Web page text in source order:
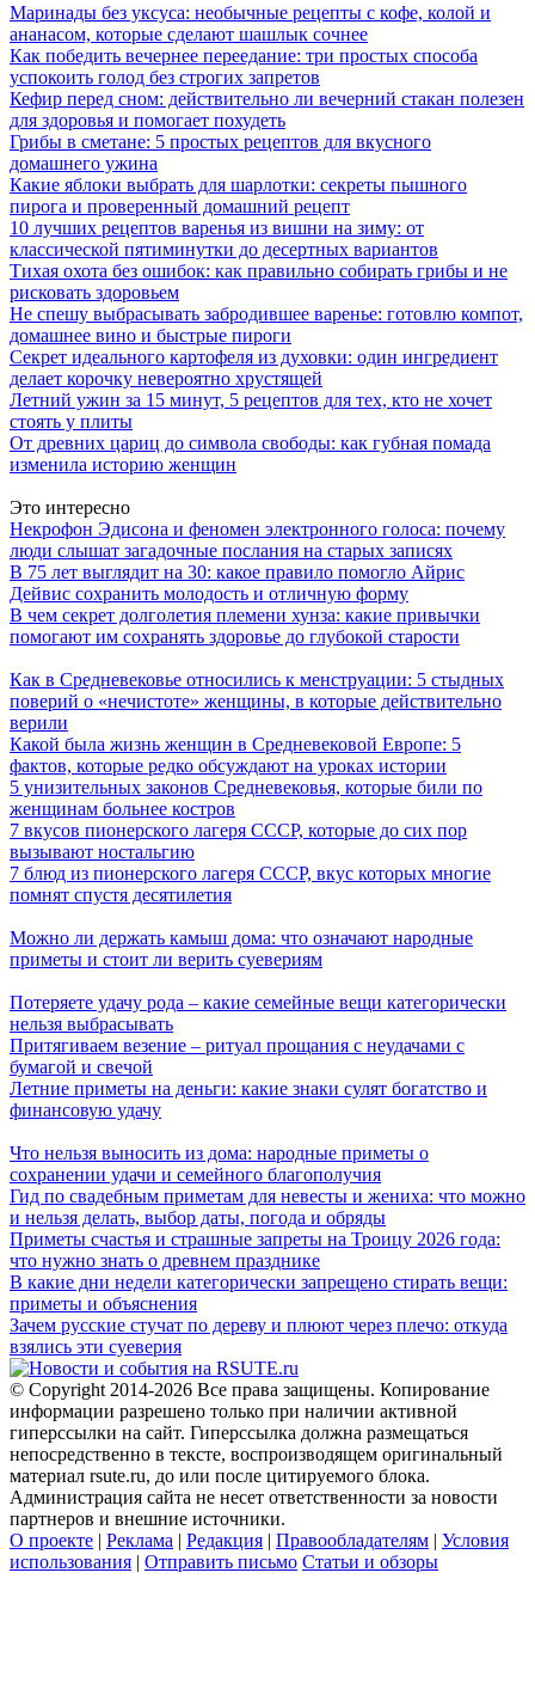
Маринады без уксуса: необычные рецепты с кофе, колой и
ананасом, которые сделают шашлык сочнее
Как победить вечернее переедание: три простых способа
успокоить голод без строгих запретов
Кефир перед сном: действительно ли вечерний стакан полезен
для здоровья и помогает похудеть
Грибы в сметане: 5 простых рецептов для вкусного
домашнего ужина
Какие яблоки выбрать для шарлотки: секреты пышного
пирога и проверенный домашний рецепт
10 лучших рецептов варенья из вишни на зиму: от
классической пятиминутки до десертных вариантов
Тихая охота без ошибок: как правильно собирать грибы и не
рисковать здоровьем
Не спешу выбрасывать забродившее варенье: готовлю компот,
домашнее вино и быстрые пироги
Секрет идеального картофеля из духовки: один ингредиент
делает корочку невероятно хрустящей
Летний ужин за 15 минут, 5 рецептов для тех, кто не хочет
стоять у плиты
От древних цариц до символа свободы: как губная помада
изменила историю женщин
Это интересно
Некрофон Эдисона и феномен электронного голоса: почему
люди слышат загадочные послания на старых записях
В 75 лет выглядит на 30: какое правило помогло Айрис
Дейвис сохранить молодость и отличную форму
В чем секрет долголетия племени хунза: какие привычки
помогают им сохранять здоровье до глубокой старости
Как в Средневековье относились к менструации: 5 стыдных
поверий о «нечистоте» женщины, в которые действительно
верили
Какой была жизнь женщин в Средневековой Европе: 5
фактов, которые редко обсуждают на уроках истории
5 унизительных законов Средневековья, которые били по
женщинам больнее костров
7 вкусов пионерского лагеря СССР, которые до сих пор
вызывают ностальгию
7 блюд из пионерского лагеря СССР, вкус которых многие
помнят спустя десятилетия
Можно ли держать камыш дома: что означают народные
приметы и стоит ли верить суевериям
Потеряете удачу рода – какие семейные вещи категорически
нельзя выбрасывать
Притягиваем везение – ритуал прощания с неудачами с
бумагой и свечой
Летние приметы на деньги: какие знаки сулят богатство и
финансовую удачу
Что нельзя выносить из дома: народные приметы о
сохранении удачи и семейного благополучия
Гид по свадебным приметам для невесты и жениха: что можно
и нельзя делать, выбор даты, погода и обряды
Приметы счастья и страшные запреты на Троицу 2026 года:
что нужно знать о древнем празднике
В какие дни недели категорически запрещено стирать вещи:
приметы и объяснения
Зачем русские стучат по дереву и плюют через плечо: откуда
взялись эти суеверия
© Copyright 2014-2026 Все права защищены. Копирование
информации разрешено только при наличии активной
гиперссылки на сайт. Гиперссылка должна размещаться
непосредственно в тексте, воспроизводящем оригинальный
материал rsute.ru, до или после цитируемого блока.
Администрация сайта не несет ответственности за новости
партнеров и внешние источники.
О проекте | Реклама | Редакция | Правообладателям | Условия
использования | Отправить письмо Статьи и обзоры